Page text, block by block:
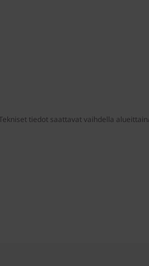
Tekniset tiedot saattavat vaihdella